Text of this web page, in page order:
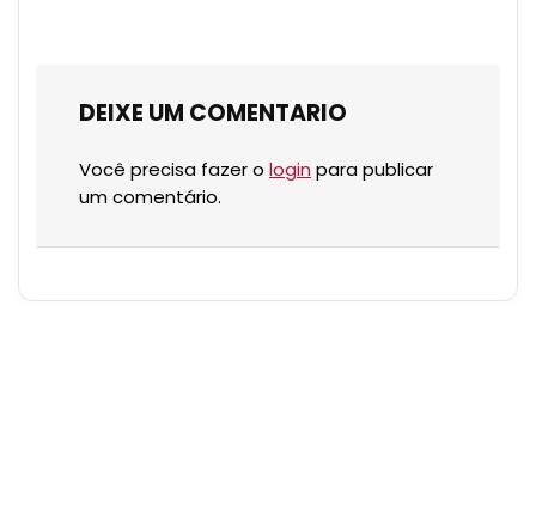
DEIXE UM COMENTARIO
Você precisa fazer o login para publicar
um comentário.